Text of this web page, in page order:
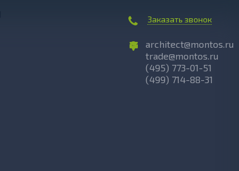
Заказать звонок
architect@montos.ru
trade@montos.ru
(495) 773-01-51
(499) 714-88-31